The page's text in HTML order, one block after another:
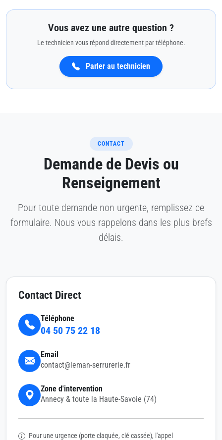
Vous avez une autre question ?
Le technicien vous répond directement par téléphone.
Parler au technicien
CONTACT
Demande de Devis ou
Renseignement
Pour toute demande non urgente, remplissez ce
formulaire. Nous vous rappelons dans les plus brefs
délais.
Contact Direct
Téléphone
04 50 75 22 18
Email
contact@leman-serrurerie.fr
Zone d'intervention
Annecy & toute la Haute-Savoie (74)
Pour une urgence (porte claquée, clé cassée), l'appel